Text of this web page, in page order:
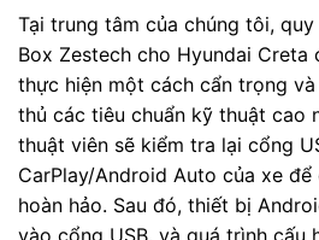
Tại trung tâm của chúng tôi,
Box Zestech cho Hyundai Creta
thực hiện một cách cẩn trọng
thủ các tiêu chuẩn kỹ thuật cao
thuật viên sẽ kiểm tra lại cổng
CarPlay/Android Auto của xe
hoàn hảo. Sau đó, thiết bị
vào cổng USB, và quá trình cấu